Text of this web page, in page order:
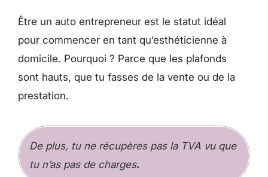
Être un auto entrepreneur est le statut idéal
pour commencer en tant qu’esthéticienne à
domicile. Pourquoi ? Parce que les plafonds
sont hauts, que tu fasses de la vente ou de la
prestation.
De plus, tu ne récupères pas la TVA vu que
tu n’as pas de charges.